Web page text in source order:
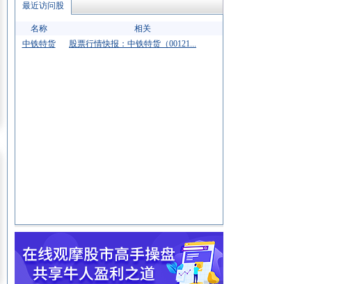
最近访问股
名称
相关
中铁特货
股票行情快报：中铁特货（00121...